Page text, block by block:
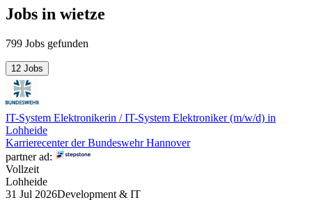
Jobs in wietze
799 Jobs gefunden
12 Jobs
IT-System Elektronikerin / IT-System Elektroniker (m/w/d) in
Lohheide
Karrierecenter der Bundeswehr Hannover
partner ad:
Vollzeit
Lohheide
31 Jul 2026Development & IT